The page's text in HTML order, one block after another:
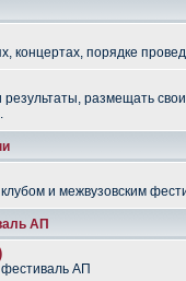
концертах, порядке
размещать
и межвузовским
АП
АП